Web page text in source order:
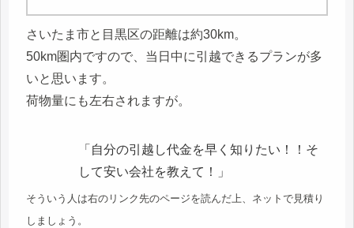
さいたま市と目黒区の距離は約30km。
50km圏内ですので、当日中に引越できるプランが多
いと思います。
荷物量にも左右されますが。
「自分の引越し代金を早く知りたい！！そ
して安い会社を教えて！」
そういう人は右のリンク先のページを読んだ上、ネットで見積り
しましょう。